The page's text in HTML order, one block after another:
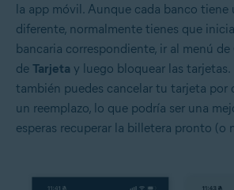
la app móvil. Aunque cada banco tiene
diferente, normalmente tienes que
bancaria correspondiente, ir al menú de
de Tarjeta y luego bloquear las tarjetas.
también puedes cancelar tu tarjeta
un reemplazo, lo que podría ser una
esperas recuperar la billetera pronto (o